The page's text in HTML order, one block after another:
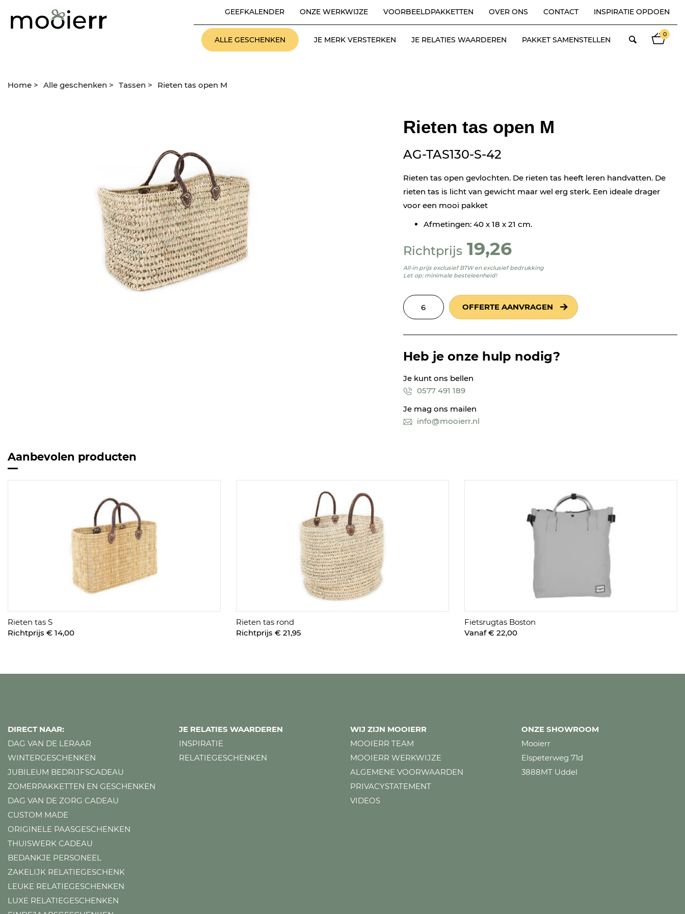
GEEFKALENDER ONZE WERKWIJZE VOORBEELDPAKKETTEN OVER ONS CONTACT INSPIRATIE OPDOEN
ALLE GESCHENKEN JE MERK VERSTERKEN JE RELATIES WAARDEREN PAKKET SAMENSTELLEN
0
Home > Alle geschenken > Tassen > Rieten tas open M
Rieten tas open M
AG-TAS130-S-42
Rieten tas open gevlochten. De rieten tas heeft leren handvatten. De
rieten tas is licht van gewicht maar wel erg sterk. Een ideale drager
voor een mooi pakket
Afmetingen: 40 x 18 x 21 cm.
Richtprijs 19,26
All-in prijs exclusief BTW en exclusief bedrukking
Let op: minimale besteleenheid!
OFFERTE AANVRAGEN
Heb je onze hulp nodig?
Je kunt ons bellen
0577 491 189
Je mag ons mailen
info@mooierr.nl
Aanbevolen producten
Rieten tas S
Richtprijs € 14,00
Rieten tas rond
Richtprijs € 21,95
Fietsrugtas Boston
Vanaf € 22,00
DIRECT NAAR:
DAG VAN DE LERAAR
WINTERGESCHENKEN
JUBILEUM BEDRIJFSCADEAU
ZOMERPAKKETTEN EN GESCHENKEN
DAG VAN DE ZORG CADEAU
CUSTOM MADE
ORIGINELE PAASGESCHENKEN
THUISWERK CADEAU
BEDANKJE PERSONEEL
ZAKELIJK RELATIEGESCHENK
LEUKE RELATIEGESCHENKEN
LUXE RELATIEGESCHENKEN
JE RELATIES WAARDEREN
INSPIRATIE
RELATIEGESCHENKEN
WIJ ZIJN MOOIERR
MOOIERR TEAM
MOOIERR WERKWIJZE
ALGEMENE VOORWAARDEN
PRIVACYSTATEMENT
VIDEOS
ONZE SHOWROOM
Mooierr
Elspeterweg 71d
3888MT Uddel